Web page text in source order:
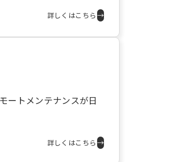
詳しくはこちら →
ートメンテナンスが日
詳しくはこちら →